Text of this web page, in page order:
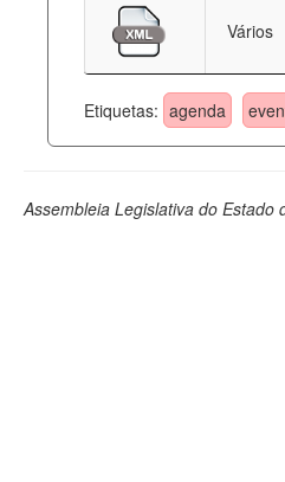
Administração
Legislação
Vários
Etiquetas: agenda
Assembleia Legislativa do Estado